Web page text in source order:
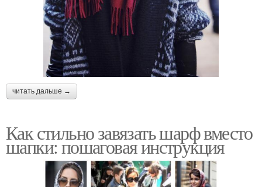
читать дальше →
Как стильно завязать шарф вместо
шапки: пошаговая инструкция